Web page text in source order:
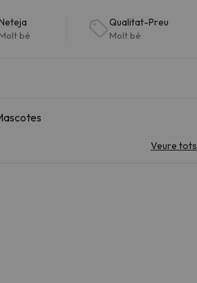
Molt bé
Qualitat-Preu
Molt bé
Veure tots